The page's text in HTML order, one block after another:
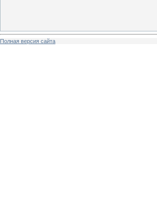
Полная версия сайта